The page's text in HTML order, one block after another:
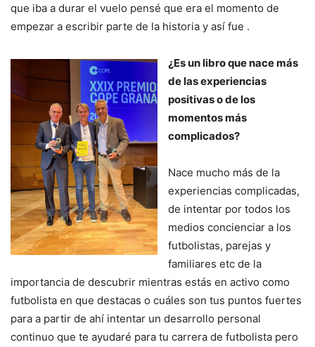
que iba a durar el vuelo pensé que era el momento de
empezar a escribir parte de la historia y así fue .
¿Es un libro que nace más
de las experiencias
positivas o de los
momentos más
complicados?
Nace mucho más de la
experiencias complicadas,
de intentar por todos los
medios concienciar a los
futbolistas, parejas y
familiares etc de la
importancia de descubrir mientras estás en activo como
futbolista en que destacas o cuáles son tus puntos fuertes
para a partir de ahí intentar un desarrollo personal
continuo que te ayudaré para tu carrera de futbolista pero